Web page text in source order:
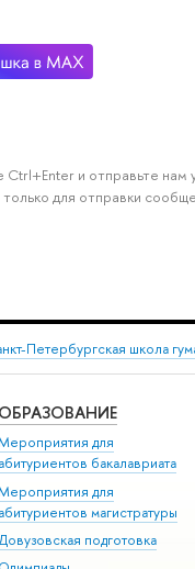
и отправьте нам
для отправки
Петербургская школа
ОБРАЗОВАНИЕ
для
абитуриентов бакалавриата
для
абитуриентов магистратуры
подготовка